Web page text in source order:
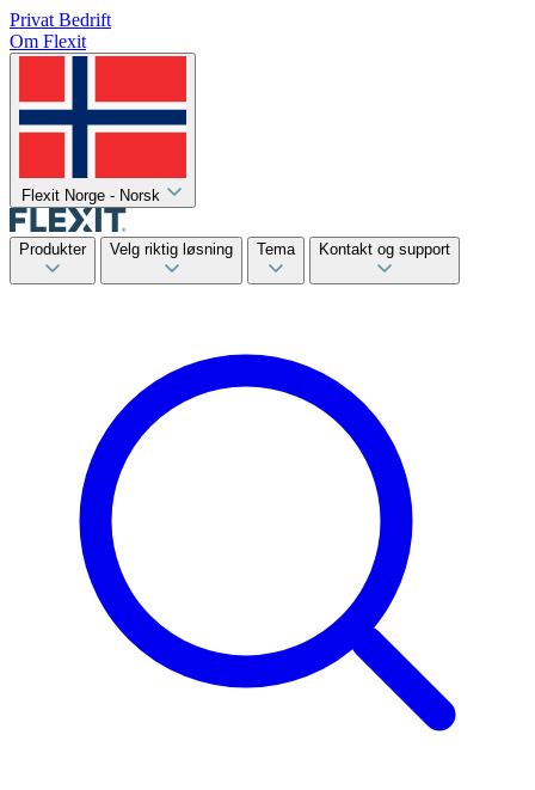
Privat Bedrift
Om Flexit
Flexit Norge - Norsk
Produkter Velg riktig løsning Tema Kontakt og support